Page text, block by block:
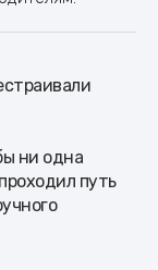
ни одна
путь